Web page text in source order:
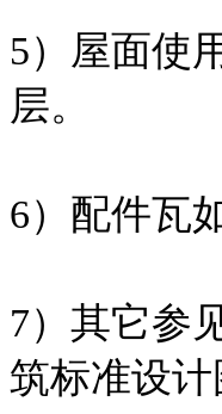
5）屋面使
层。
6）配件瓦
7）其它参
筑标准设计